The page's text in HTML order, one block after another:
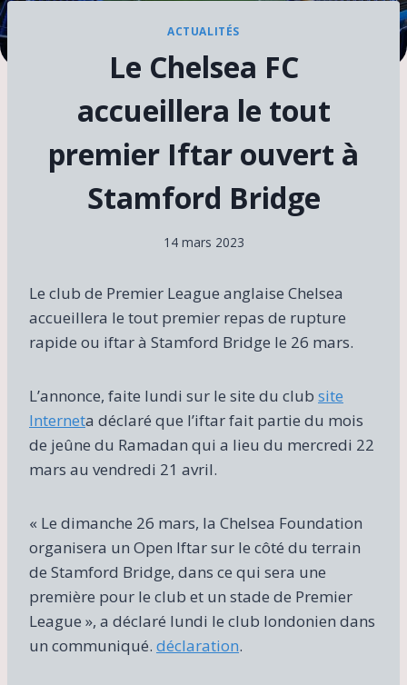
ACTUALITÉS
Le Chelsea FC
accueillera le tout
premier Iftar ouvert à
Stamford Bridge
14 mars 2023
Le club de Premier League anglaise Chelsea
accueillera le tout premier repas de rupture
rapide ou iftar à Stamford Bridge le 26 mars.
L’annonce, faite lundi sur le site du club site
Interneta déclaré que l’iftar fait partie du mois
de jeûne du Ramadan qui a lieu du mercredi 22
mars au vendredi 21 avril.
« Le dimanche 26 mars, la Chelsea Foundation
organisera un Open Iftar sur le côté du terrain
de Stamford Bridge, dans ce qui sera une
première pour le club et un stade de Premier
League », a déclaré lundi le club londonien dans
un communiqué. déclaration.